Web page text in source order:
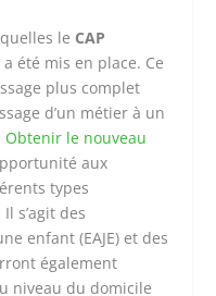
le CAP
a été mis en place. Ce
plus complet
d’un métier à un
Obtenir le nouveau
aux
types
s’agit des
enfant (EAJE) et des
également
niveau du domicile